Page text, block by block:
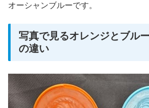
オーシャンブルーです。
写真で見るオレンジとブル
の違い